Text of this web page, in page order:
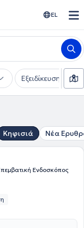
EL
Εξειδίκευση
Κηφισιά Νέα
Ενδοσκόπος